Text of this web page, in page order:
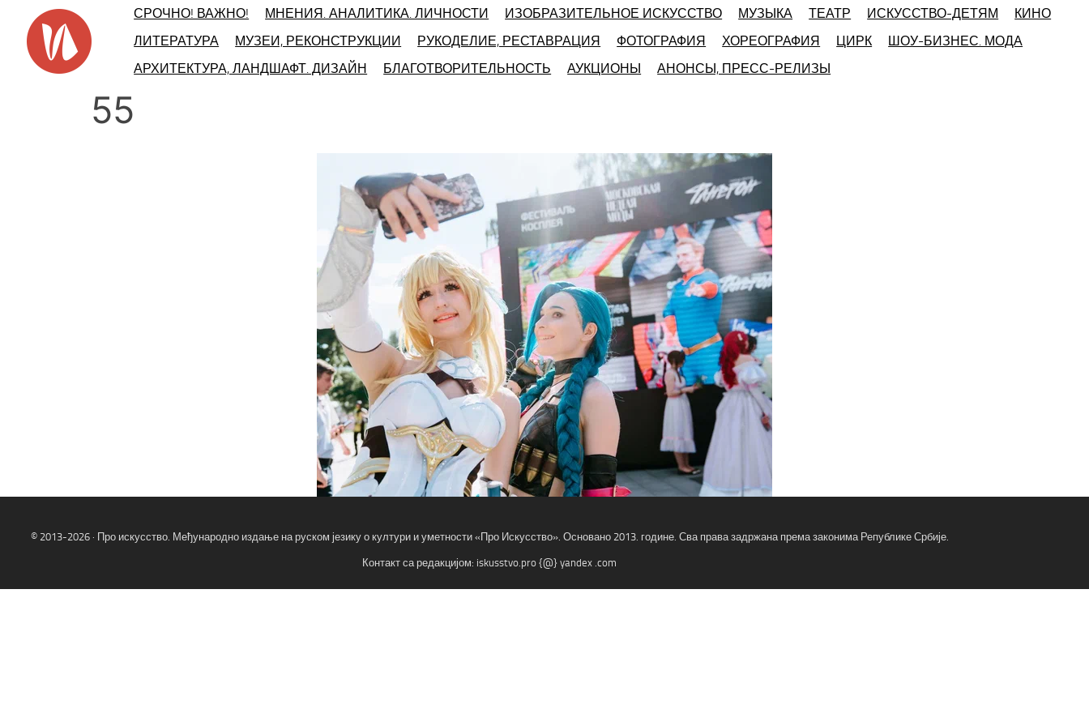
content
СРОЧНО! ВАЖНО! МНЕНИЯ. АНАЛИТИКА. ЛИЧНОСТИ ИЗОБРАЗИТЕЛЬНОЕ ИСКУССТВО МУЗЫКА ТЕАТР ИСКУССТВО-ДЕТЯМ
КИНО
ЛИТЕРАТУРА
МУЗЕИ, РЕКОНСТРУКЦИИ РУКОДЕЛИЕ, РЕСТАВРАЦИЯ ФОТОГРАФИЯ ХОРЕОГРАФИЯ ЦИРК
ШОУ-БИЗНЕС. МОДА
АРХИТЕКТУРА, ЛАНДШАФТ. ДИЗАЙН
БЛАГОТВОРИТЕЛЬНОСТЬ АУКЦИОНЫ АНОНСЫ, ПРЕСС-РЕЛИЗЫ
55
© 2013-2026 · Про искусство. Међународно издање на руском језику о култури и уметности «Про Искусство». Основано 2013. године. Сва права задржана према законима Републике Србије.
Контакт са редакцијом: iskusstvo.pro {@} yandex .com
x-